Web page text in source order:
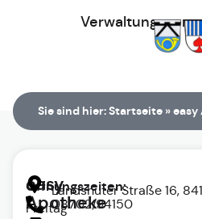
Sie sind hier:Startseite »easy
easy
Apotheke
Öffnungszeiten:
Freitag
Landshuter Straße 16,
08702/94150